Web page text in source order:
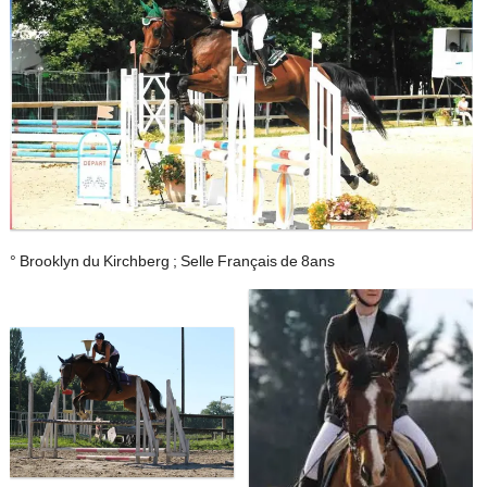
° Brooklyn du Kirchberg ; Selle Français de 8ans